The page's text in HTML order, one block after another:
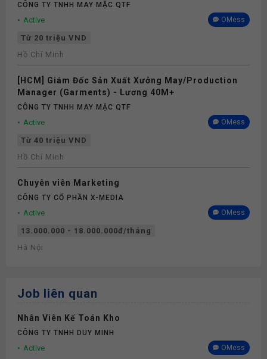
CÔNG TY TNHH MAY MẶC QTF
Active OMess
Từ 20 triệu VND
Hồ Chí Minh
[HCM] Giám Đốc Sản Xuất Xưởng May/Production
Manager (Garments) - Lương 40M+
CÔNG TY TNHH MAY MẶC QTF
Active OMess
Từ 40 triệu VND
Hồ Chí Minh
Chuyên viên Marketing
CÔNG TY CỔ PHẦN X-MEDIA
Active OMess
13.000.000 - 18.000.000đ/tháng
Hà Nội
Job liên quan
Nhân Viên Kế Toán Kho
CÔNG TY TNHH DUY MINH
Active OMess